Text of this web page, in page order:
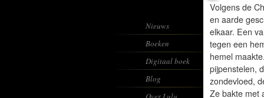
Nieuws
Boeken
Digitaal boek
Blog
Volgens de
en aarde
elkaar. Een
tegen een
hemel
pijpenstelen,
zondevloed,
Ze bakte met